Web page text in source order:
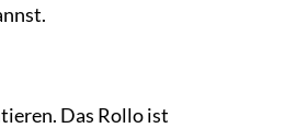
Das Rollo ist